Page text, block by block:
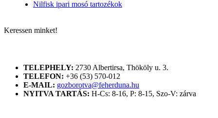
Nilfisk ipari mosó tartozékok
Keressen minket!
TELEPHELY: 2730 Albertirsa, Thököly u. 3.
TELEFON: +36 (53) 570-012
E-MAIL: gozborotva@feherduna.hu
NYITVA TARTÁS: H-Cs: 8-16, P: 8-15, Szo-V: zárva